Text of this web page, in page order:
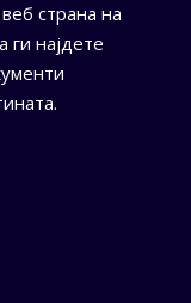
страна на
најдете